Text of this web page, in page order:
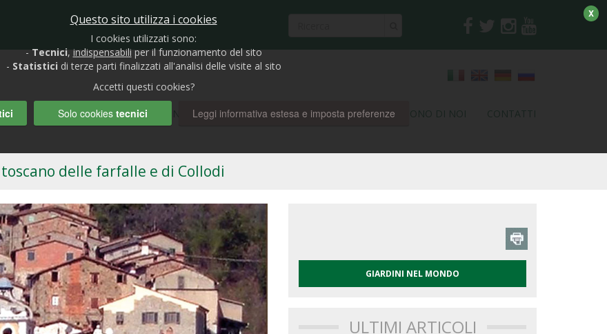
HOME BIOLAGHI E GIARDINI RUBRICHE AUTORI PARTNER DICONO DI NOI CONTATTI
delle farfalle e di Collodi
GIARDINI NEL MONDO
ULTIMI ARTICOLI
X
Questo sito utilizza i cookies
I cookies utilizzati sono:
-Tecnici,indispensabiliper il funzionamento del sito
- Statistici di terze parti finalizzati all'analisi delle visite al sito
Accetti questi cookies?
Solo cookies tecnici Leggi informativa estesa e imposta preferenze